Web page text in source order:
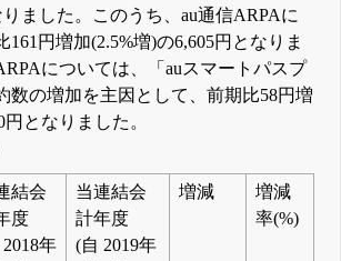
ました。このうち、au通信ARPAに
円増加(2.5%増)の6,605円となりま
については、「auスマートパスプ
数の増加を主因として、前期比58円増
となりました。
結会
度
年
当連結会
計年度
(自 2019年
増減
増減
率(%)